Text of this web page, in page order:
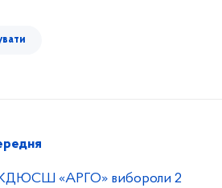
КДЮСШ «АРГО» вибороли 2